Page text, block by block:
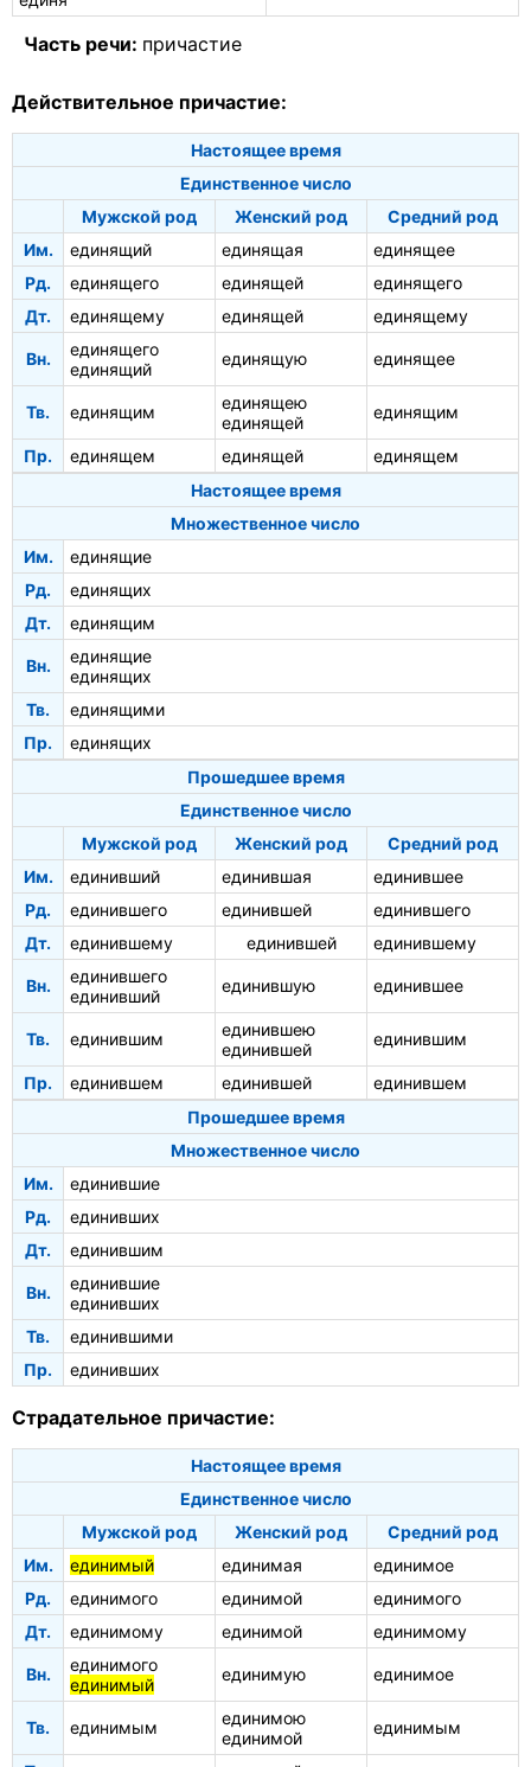
Часть речи: причастие
Действительное причастие:
Настоящее время
Единственное число
Мужской род
Женский род
Средний род
Им.
единящий единящая
единящее
Рд.
единящего единящей
единящего
Дт.
единящему единящей единящему
Вн.
единящего
единящий
единящую единящее
Тв. единящим
единящею
единящей
единящим
Пр. единящем единящей
единящем
Настоящее время
Множественное число
Им.
единящие
Рд.
единящих
Дт.
единящим
Вн.
единящие
единящих
Тв.
единящими
Пр.
единящих
Прошедшее время
Единственное число
Мужской род
Женский род
Средний род
Им.
единивший единившая
единившее
Рд.
единившего единившей
единившего
Дт.
единившему единившей единившему
Вн.
единившего
единивший
единившую единившее
Тв. единившим
единившею
единившей
единившим
Пр. единившем единившей
единившем
Прошедшее время
Множественное число
Им.
единившие
Рд.
единивших
Дт.
единившим
Вн.
единившие
единивших
Тв.
единившими
Пр.
единивших
Страдательное причастие:
Настоящее время
Единственное число
Мужской род
Женский род
Средний род
Им.
единимый единимая
единимое
Рд.
единимого единимой
единимого
Дт.
единимому единимой единимому
Вн.
единимого
единимый
единимую единимое
Тв. единимым
единимою
единимой
единимым